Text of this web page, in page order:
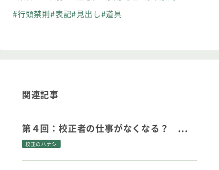
#行頭禁則#表記#見出し#道具
関連記事
第４回：校正者の仕事がなくなる？ ...
校正のハナシ